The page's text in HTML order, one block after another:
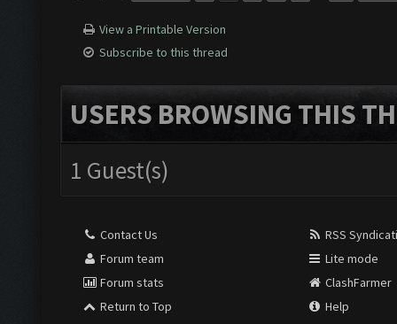
View a Printable Version
Subscribe to this thread
USERS BROWSING THIS
1 Guest(s)
Contact Us
Forum team
Forum stats
Return to Top
RSS
Lite mode
ClashFarmer
Help